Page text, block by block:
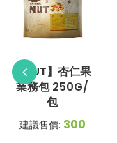
【NUT】杏仁果
業務包 250G/
包
建議售價: 300